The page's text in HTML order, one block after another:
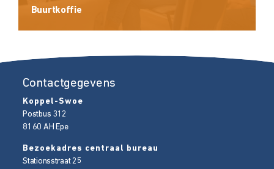
Buurtkoffie
Contactgegevens
Koppel-Swoe
Postbus 312
8160 AH Epe
Bezoekadres centraal bureau
Stationsstraat 25